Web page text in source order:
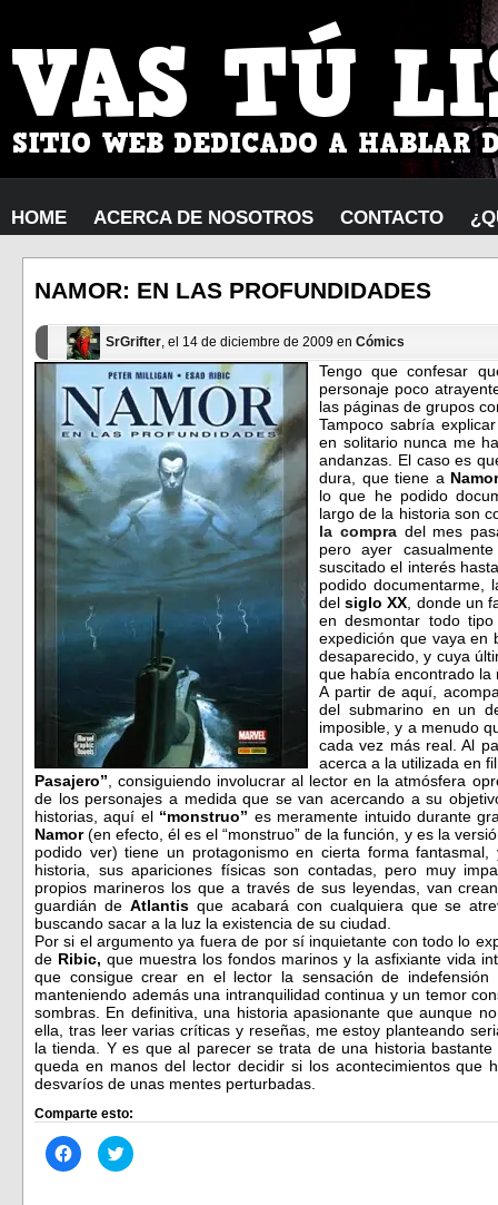
HOME ACERCA DE NOSOTROS CONTACTO
NAMOR: EN LAS PROFUNDIDADES
SrGrifter, el 14 de diciembre de 2009 en Cómics
Tengo que confesar
personaje poco
las páginas de grupos
Tampoco sabría
en solitario nunca me
andanzas. El caso es
dura, que tiene a
lo que he podido
largo de la historia son
la compradel mes
pero ayer
suscitado el interés
podido documentarme,
delsiglo XX , donde un
en desmontar todo
expedición que vaya en
desaparecido, y cuya
que había encontrado
A partir de aquí,
del submarino en un
imposible, y a menudo
cada vez más real. Al
acerca a la utilizada en
Pasajero” , consiguiendo involucrar al lector en la atmósfera
de los personajes a medida que se van acercando a su
historias, aquí el “monstruo” es meramente intuido durante
Namor(en efecto, él es el “monstruo” de la función, y es la
podido ver) tiene un protagonismo en cierta forma
historia, sus apariciones físicas son contadas, pero muy
propios marineros los que a través de sus leyendas, van
guardián de Atlantis que acabará con cualquiera que se
buscando sacar a la luz la existencia de su ciudad.
Por si el argumento ya fuera de por sí inquietante con todo lo
de Ribic, que muestra los fondos marinos y la asfixiante vida
que consigue crear en el lector la sensación de
manteniendo además una intranquilidad continua y un temor
sombras. En definitiva, una historia apasionante que aunque
ella, tras leer varias críticas y reseñas, me estoy planteando
la tienda. Y es que al parecer se trata de una historia
queda en manos del lector decidir si los acontecimientos que
desvaríos de unas mentes perturbadas.
Comparte esto:
Haz
clic
Haz
clic